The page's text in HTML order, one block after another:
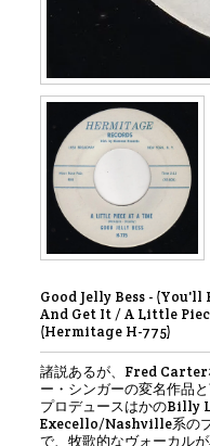
Good Jelly Bess - (You'll
And Get It / A Little
(Hermitage H-775)
諸説あるが、Fred Carter
ー・シンガーの変名作品
プロデュースはかのBilly
Execello/Nashville系の
で、牧歌的なヴォーカル